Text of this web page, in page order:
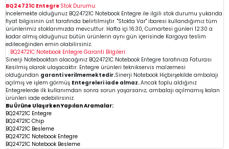
BQ24721C Entegre Stok Durumu:
İncelemekte olduğunuz BQ24721C Notebook Entegre ile ilgili stok durumu yukarıda
fiyat bilgisinin üst tarafında belirtilmiştir. "Stokta Var" ibaresi kullandığımız tüm
ürünlerimiz stoklarımızda mevcuttur. Hafta içi 16:30, Cumartesi günleri 12:30 a
kadar almış olduğunuz bütün ürünlerin aynı gün içerisinde Kargoya teslim
edileceğinden emin olabilirsiniz.
BQ24721C Notebook Entegre Garanti Bilgileri:
Sinerji Notebooktan alacağınız BQ24721C Notebook Entegre tarafınıza Faturası
Kesilmiş olarak ulaşacaktır. Entegre ürünleri teknikservis malzemesi
olduğundan garanti verilmemektedir.Sinerji Notebook Hiçbirşekilde ambalajı
açılmış ve işlem görmüş Entegreleri iade almaz.Ancak toplu aldığınız
Entegrelerde ilk kullanımdan sonra sorun yaşarsanız; ambalajı açılmamış kalan
ürünleri iade edebilirsiniz.
Bu Ürüne Ulaşırken Yapılan Aramalar:
BQ24721C Entegre
BQ24721C Chip
BQ24721C Besleme
BQ24721C Notebook Entegre
BQ24721C Notebook Besleme